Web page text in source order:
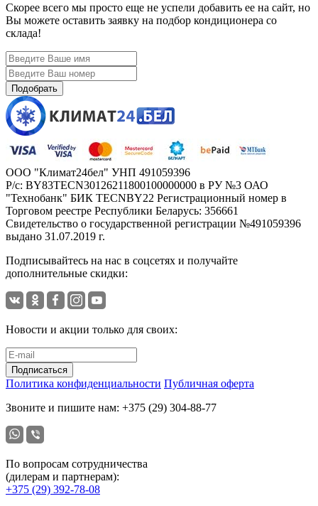
Скорее всего мы просто еще не успели добавить ее на сайт, но
Вы можете оставить заявку на подбор кондиционера со
склада!
Подобрать
ООО "Климат24бел" УНП 491059396
Р/с: BY83TECN30126211800100000000 в РУ №3 ОАО
"Технобанк" БИК TECNBY22 Регистрационный номер в
Торговом реестре Республики Беларусь: 356661
Свидетельство о государственной регистрации №491059396
выдано 31.07.2019 г.
Подписывайтесь на нас в соцсетях и получайте
дополнительные скидки:
Новости и акции только для своих:
Подписаться
Политика конфиденциальности Публичная оферта
Звоните и пишите нам: +375 (29) 304-88-77
По вопросам сотрудничества
(дилерам и партнерам):
+375 (29) 392-78-08